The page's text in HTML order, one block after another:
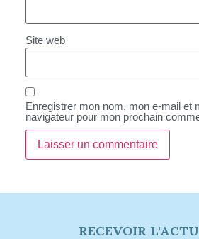
Site web
Enregistrer mon nom, mon e-mail et
navigateur pour mon prochain
RECEVOIR